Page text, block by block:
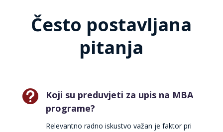
Često postavljana
pitanja

Koji su preduvjeti za upis na MBA
programe?
Relevantno radno iskustvo važan je faktor pri